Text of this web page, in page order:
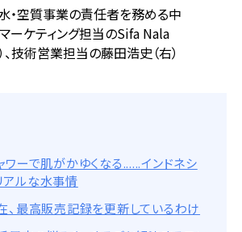
・空質事業の責任者を務める中
マーケティング担当のSifa Nala
技術営業担当の藤田浩史（右）
ワーで肌がかゆくなる......インドネシ
アルな水事情
、最高販売記録を更新しているわけ